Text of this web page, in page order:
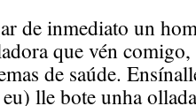
de inmediato un
que vén comigo,
de saúde.
lle bote unha